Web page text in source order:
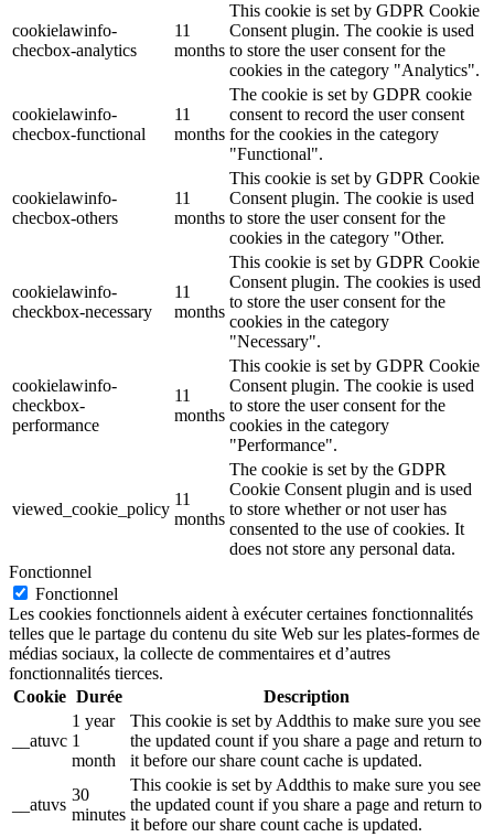
cookielawinfo-
checbox-analytics
11
months
This cookie is set by GDPR Cookie
Consent plugin. The cookie is used
to store the user consent for the
cookies in the category "Analytics".
cookielawinfo-
checbox-functional
11
months
The cookie is set by GDPR cookie
consent to record the user consent
for the cookies in the category
"Functional".
cookielawinfo-
checbox-others
11
months
This cookie is set by GDPR Cookie
Consent plugin. The cookie is used
to store the user consent for the
cookies in the category "Other.
cookielawinfo-
checkbox-necessary
11
months
This cookie is set by GDPR Cookie
Consent plugin. The cookies is used
to store the user consent for the
cookies in the category
"Necessary".
cookielawinfo-
checkbox-
performance
11
months
This cookie is set by GDPR Cookie
Consent plugin. The cookie is used
to store the user consent for the
cookies in the category
"Performance".
viewed_cookie_policy
11
months
The cookie is set by the GDPR
Cookie Consent plugin and is used
to store whether or not user has
consented to the use of cookies. It
does not store any personal data.
Fonctionnel
Fonctionnel
Les cookies fonctionnels aident à exécuter certaines fonctionnalités
telles que le partage du contenu du site Web sur les plates-formes de
médias sociaux, la collecte de commentaires et d’autres
fonctionnalités tierces.
Cookie Durée Description
__atuvc
1 year
1
month
This cookie is set by Addthis to make sure you see
the updated count if you share a page and return to
it before our share count cache is updated.
__atuvs
30
minutes
This cookie is set by Addthis to make sure you see
the updated count if you share a page and return to
it before our share count cache is updated.